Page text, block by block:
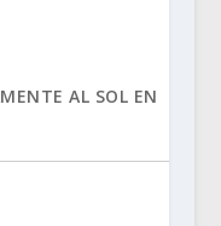
AL SOL EN